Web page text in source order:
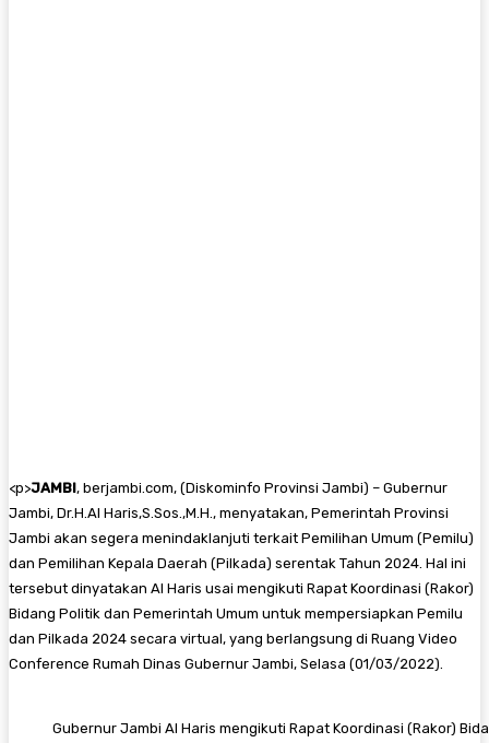
<p>JAMBI, berjambi.com, (Diskominfo Provinsi Jambi) – Gubernur
Jambi, Dr.H.Al Haris,S.Sos.,M.H., menyatakan, Pemerintah Provinsi
Jambi akan segera menindaklanjuti terkait Pemilihan Umum (Pemilu)
dan Pemilihan Kepala Daerah (Pilkada) serentak Tahun 2024. Hal ini
tersebut dinyatakan Al Haris usai mengikuti Rapat Koordinasi (Rakor)
Bidang Politik dan Pemerintah Umum untuk mempersiapkan Pemilu
dan Pilkada 2024 secara virtual, yang berlangsung di Ruang Video
Conference Rumah Dinas Gubernur Jambi, Selasa (01/03/2022).
Gubernur Jambi Al Haris mengikuti Rapat Koordinasi (Rakor)